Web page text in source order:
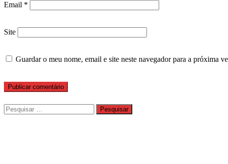
Email *
Site
Guardar o meu nome, email e site neste navegador para a próxima
Pesquisar
por: